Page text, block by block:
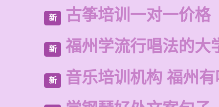
新 古筝培训一对一价格
新 福州学流行唱法的大
新 音乐培训机构 福州